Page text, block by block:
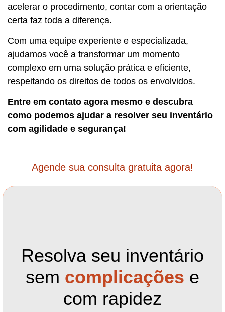
acelerar o procedimento, contar com a orientação
certa faz toda a diferença.
Com uma equipe experiente e especializada,
ajudamos você a transformar um momento
complexo em uma solução prática e eficiente,
respeitando os direitos de todos os envolvidos.
Entre em contato agora mesmo e descubra
como podemos ajudar a resolver seu inventário
com agilidade e segurança!
Agende sua consulta gratuita agora!
Resolva seu inventário
sem complicações e
com rapidez